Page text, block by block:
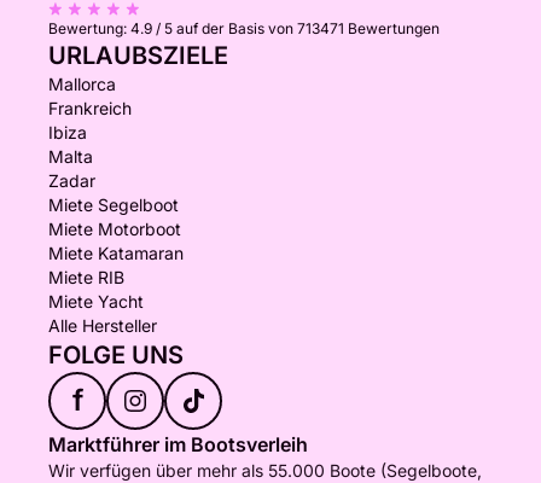
Bewertung: 4.9 / 5 auf der Basis von 713471 Bewertungen
URLAUBSZIELE
Mallorca
Frankreich
Ibiza
Malta
Zadar
Miete Segelboot
Miete Motorboot
Miete Katamaran
Miete RIB
Miete Yacht
Alle Hersteller
FOLGE UNS
f
Marktführer im Bootsverleih
Wir verfügen über mehr als 55.000 Boote (Segelboote,